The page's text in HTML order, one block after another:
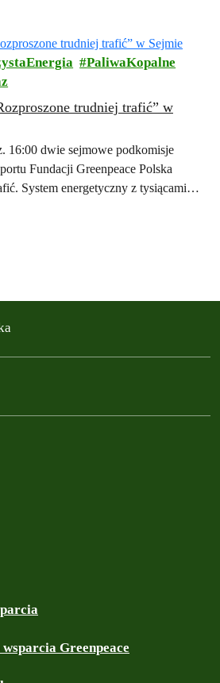
koalicyjnej…
PaliwaKopalne
16:00 dwie sejmowe podkomisje
Fundacji Greenpeace Polska
System energetyczny z tysiącami
polskiej racji stanu. Lekcje z
Greenpeace